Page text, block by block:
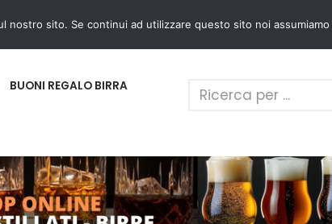
BUONI REGALO BIRRA
sito. Se continui ad utilizzare questo sito noi